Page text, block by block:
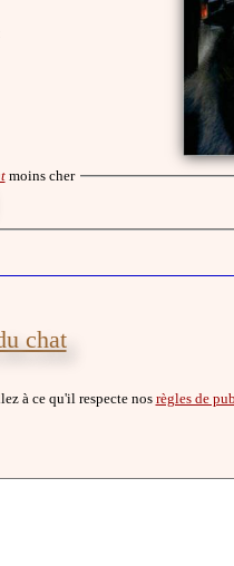
moins cher
chat
à ce qu'il respecte nos règles de